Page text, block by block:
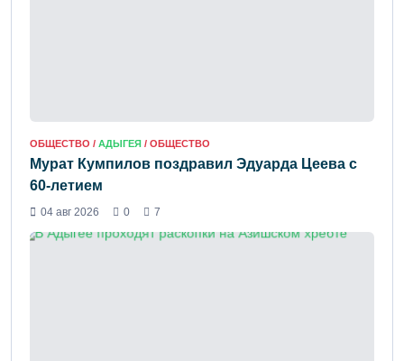
ОБЩЕСТВО / АДЫГЕЯ / ОБЩЕСТВО
Мурат Кумпилов поздравил Эдуарда Цеева с
60-летием
04 авг 2026 0 7